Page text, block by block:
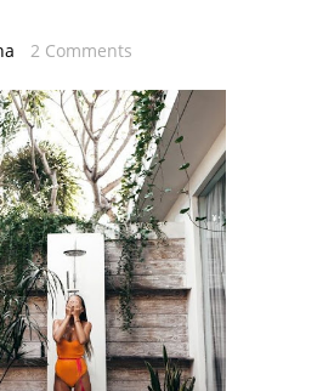
2 Comments